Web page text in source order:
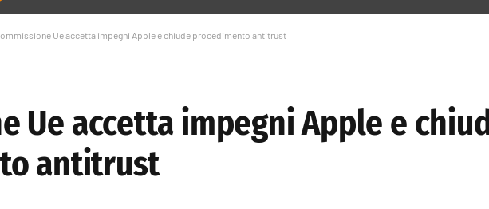
Ue accetta impegni Apple e chiude procedimento antitrust
Ue accetta impegni Apple e
antitrust